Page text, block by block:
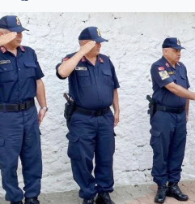
RÖPORTAJ
SAĞLIK
SARIYER HABERLERİ
SARIYER İMAR BARIŞI